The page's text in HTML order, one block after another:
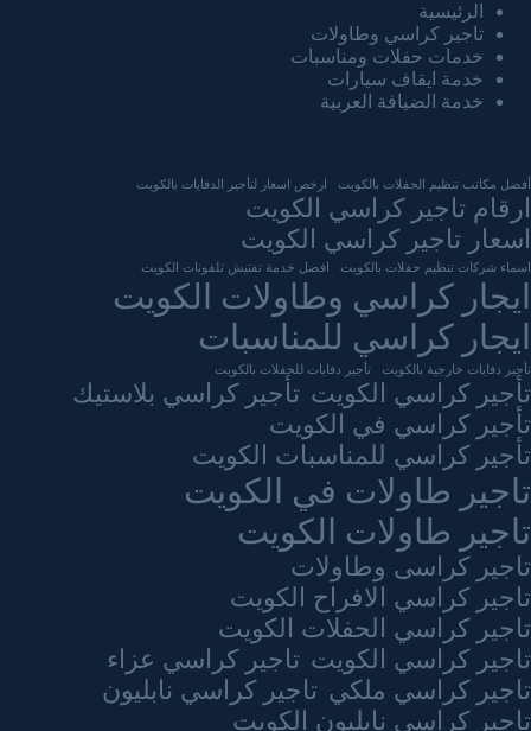
الرئيسية
تاجير كراسي وطاولات
خدمات حفلات ومناسبات
خدمة ايقاف سيارات
خدمة الضيافة العربية
أفضل مكاتب تنظيم الحفلات بالكويت ارخص اسعار لتأجير الدفايات بالكويت
ارقام تاجير كراسي الكويت
اسعار تاجير كراسي الكويت
اسماء شركات تنظيم حفلات بالكويت افضل خدمة تفتيش تلفونات الكويت
ايجار كراسي وطاولات الكويت
ايجار كراسي للمناسبات
تأجير دفايات خارجية بالكويت تأجير دفايات للحفلات بالكويت
تأجير كراسي الكويت تأجير كراسي بلاستيك
تأجير كراسي في الكويت
تأجير كراسي للمناسبات الكويت
تاجير طاولات في الكويت
تاجير طاولات الكويت
تاجير كراسى وطاولات
تاجير كراسي الافراح الكويت
تاجير كراسي الحفلات الكويت
تاجير كراسي الكويت تاجير كراسي عزاء
تاجير كراسي ملكي تاجير كراسي نابليون
تاجير كراسي نابليون الكويت